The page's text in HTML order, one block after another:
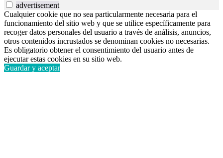
advertisement
Cualquier cookie que no sea particularmente necesaria para el
funcionamiento del sitio web y que se utilice específicamente para
recoger datos personales del usuario a través de análisis, anuncios,
otros contenidos incrustados se denominan cookies no necesarias.
Es obligatorio obtener el consentimiento del usuario antes de
ejecutar estas cookies en su sitio web.
Guardar y aceptar